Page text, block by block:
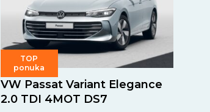
TOP
ponuka
VW Passat Variant Elegance
2.0 TDI 4MOT DS7